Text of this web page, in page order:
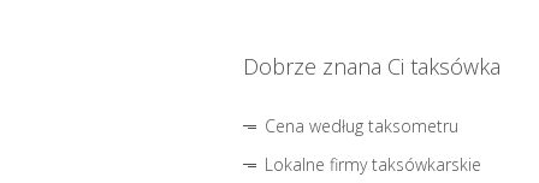
Dobrze znana Ci taksówka
Cena według taksometru
Lokalne firmy taksówkarskie